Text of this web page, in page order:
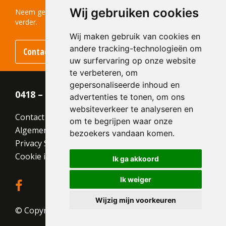
Wij gebruiken cookies
Wij maken gebruik van cookies en
andere tracking-technologieën om
uw surfervaring op onze website
te verbeteren, om
gepersonaliseerde inhoud en
advertenties te tonen, om ons
websiteverkeer te analyseren en
om te begrijpen waar onze
bezoekers vandaan komen.
Ik ga akkoord
Ik weiger
Wijzig mijn voorkeuren
Kleur:
Rood
Neem gerust contact met ons op! We helpen u graag
verder.
Contact opnemen
0418 – 55 22 21
Contact
Algemene voorwaarden
Privacy Statement
Cookie instellingen
© Copyright 2026